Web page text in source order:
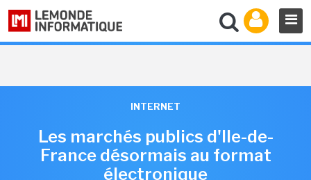
INTERNET
Les marchés publics d'Ile-de-
France désormais au format
électronique